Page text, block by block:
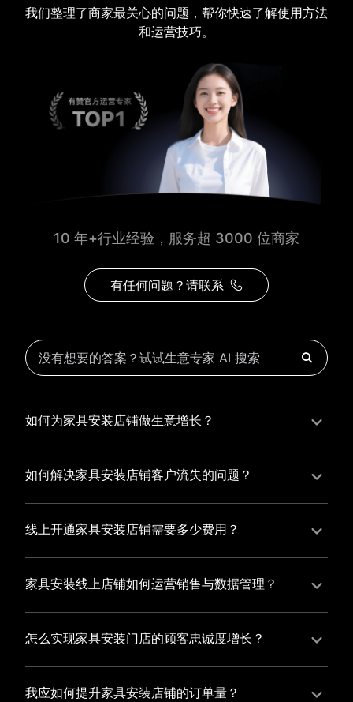
我们整理了商家最关心的问题，帮你快速了解使用方法
和运营技巧。
10 年+行业经验，服务超 3000 位商家
有任何问题？请联系
如何为家具安装店铺做生意增长？
为家具安装店铺实现持续生意增长，您可以通过有赞新
零售的一体化解决方案，整合线上线下资源，实现商品
安装店铺的运营效率，促进业务增长。
如何解决家具安装店铺客户流失的问题？
家具安装店铺精细化运营，有赞私域运营助您轻松解决
客户流失问题，通过有赞微商城、有赞小程序商城搭建
升复购率，实现业绩增长！
线上开通家具安装店铺需要多少费用？
选择有赞新零售，您可以开通家具安装店铺，快速搭建
属于您的有赞微商城，我们为您提供有赞微商城、有赞
与您共同打造独具特色的品牌，携手共创辉煌事业！
家具安装线上店铺如何运营销售与数据管理？
有赞新零售旗下的有赞微商城、有赞私域运营和有赞小
程序商城，为您的线上店铺提供一站式解决方案，从运
态。
怎么实现家具安装门店的顾客忠诚度增长？
您可以使用有赞的会员管理系统，建立自己的会员体
系，通过赠送积分、折扣等福利来吸引顾客再次购买，
我应如何提升家具安装店铺的订单量？